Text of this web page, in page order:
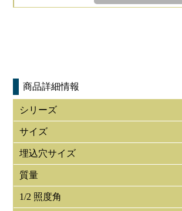
商品詳細情報
シリーズ
サイズ
埋込穴サイズ
質量
1/2 照度角